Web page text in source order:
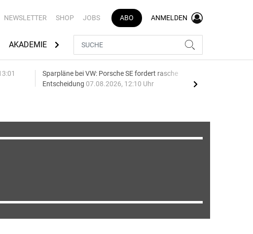
NEWSLETTER SHOP JOBS ABO ANMELDEN
AKADEMIE AUTOMARKEN
Sparpläne bei VW: Porsche SE fordert rasche
Entscheidung 07.08.2026, 12:10 Uhr